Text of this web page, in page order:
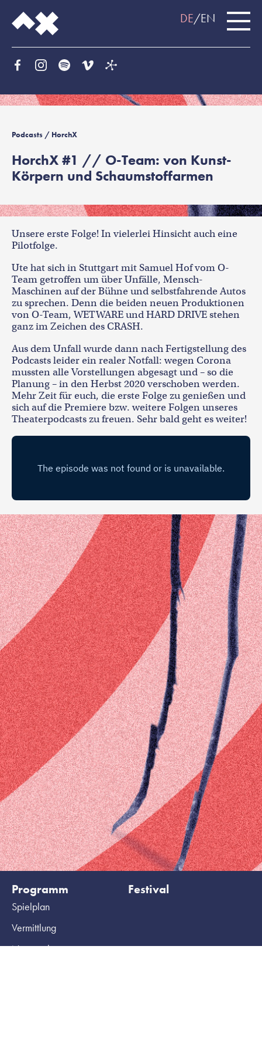
DE EN
Podcasts / HorchX
HorchX #1 // O-Team: von Kunst-
Körpern und Schaumstoffarmen
Unsere erste Folge! In vielerlei Hinsicht auch eine
Pilotfolge.
Ute hat sich in Stuttgart mit Samuel Hof vom O-
Team getroffen um über Unfälle, Mensch-
Maschinen auf der Bühne und selbstfahrende Autos
zu sprechen. Denn die beiden neuen Produktionen
von O-Team, WETWARE und HARD DRIVE stehen
ganz im Zeichen des CRASH.
Aus dem Unfall wurde dann nach Fertigstellung des
Podcasts leider ein realer Notfall: wegen Corona
mussten alle Vorstellungen abgesagt und – so die
Planung – in den Herbst 2020 verschoben werden.
Mehr Zeit für euch, die erste Folge zu genießen und
sich auf die Premiere bzw. weitere Folgen unseres
Theaterpodcasts zu freuen. Sehr bald geht es weiter!
Programm
Spielplan
Vermittlung
Netzwerke
Festival